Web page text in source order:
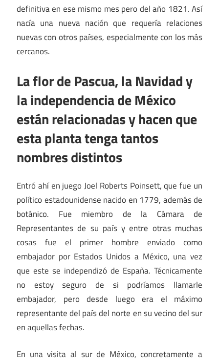
definitivaen ese mismo mes pero del año 1821. Así
nacía una nueva nación que requería relaciones
nuevas con otros países, especialmente con los más
cercanos.
La flor de Pascua, la Navidad y
la independencia de México
están relacionadas y hacen que
esta planta tenga tantos
nombres distintos
Entró ahí en juego Joel Roberts Poinsett, que fue un
político estadounidense nacido en 1779, además de
botánico. Fue miembro de la Cámara de
Representantes de su país y entre otras muchas
cosas fue el primer hombre enviado como
embajador por Estados Unidos a México, una vez
que este se independizó de España. Técnicamente
no estoy seguro de si podríamos llamarle
embajador, pero desde luego era el máximo
representante del país del norte en su vecino del sur
en aquellas fechas.
En una visita al sur de México, concretamente a